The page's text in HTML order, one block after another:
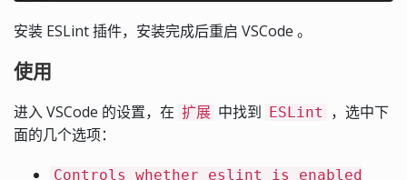
安装 ESLint 插件，安装完成后重启 VSCode 。
使用
进入 VSCode 的设置，在 扩展 中找到 ESLint
，选中下
面的几个选项：
Controls whether eslint is enabled